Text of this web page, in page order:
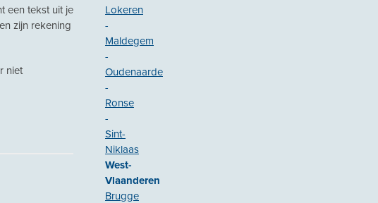
een tekst uit je
zijn rekening
niet
Lokeren
-
Maldegem
-
Oudenaarde
-
Ronse
-
Sint-
Niklaas
West-
Vlaanderen
Brugge